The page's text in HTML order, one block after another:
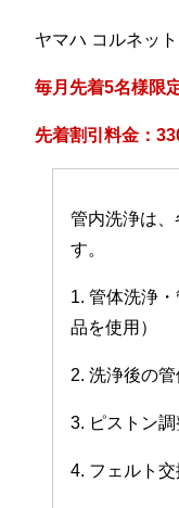
ヤマハ コルネッ
毎月先着5名様限
先着割引料金：
管内洗浄は、
す。
1. 管体洗浄
品を使用）
2. 洗浄後の
3. ピストン調
4. フェルト交